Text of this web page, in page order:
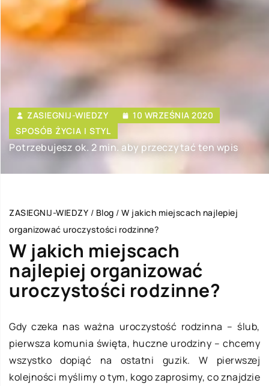
ZASIEGNIJ-WIEDZY
10 WRZEŚNIA 2020
SPOSÓB ŻYCIA I STYL
Potrzebujesz ok. 2 min. aby przeczytać ten wpis
ZASIEGNIJ-WIEDZY / Blog / W jakich miejscach najlepiej
organizować uroczystości rodzinne?
W jakich miejscach
najlepiej organizować
uroczystości rodzinne?
Gdy czeka nas ważna uroczystość rodzinna – ślub,
pierwsza komunia święta, huczne urodziny – chcemy
wszystko dopiąć na ostatni guzik. W pierwszej
kolejności myślimy o tym, kogo zaprosimy, co znajdzie